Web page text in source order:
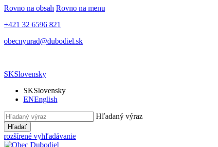
Rovno na obsah Rovno na menu
+421 32 6596 821
obecnyurad@dubodiel.sk
SKSlovensky
SKSlovensky
ENEnglish
Hľadaný výraz
Hľadať
rozšírené vyhľadávanie